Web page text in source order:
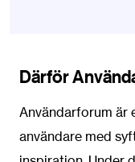
Därför
Användarforum är
användare med